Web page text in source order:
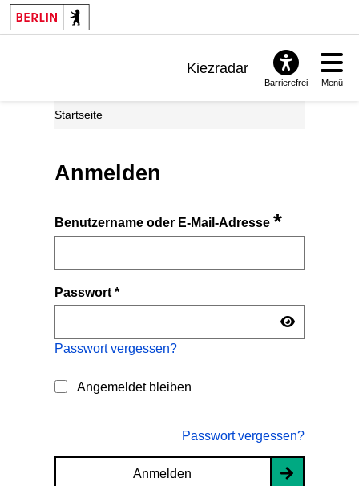
Kiezradar
Barrierefrei Menü
Startseite
Anmelden
Benutzername oder E-Mail-Adresse*
Passwort*
Passwort vergessen?
Angemeldet bleiben
Passwort vergessen?
Anmelden